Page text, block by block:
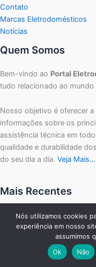
Contato
Marcas Eletrodomésticos
Notícias
Quem Somos
Bem-vindo ao Portal
tudo relacionado ao
Nosso objetivo é oferecer
informações sobre os
assistência técnica em
qualidade e durabilidade
do seu dia a dia. Veja Mais…
Mais Recentes
Consul aposta no DNA
Operação desarticula
Eletrodomésticos em
Nós utilizamos cookies
experiência em nosso
assumimos
Ok
Não